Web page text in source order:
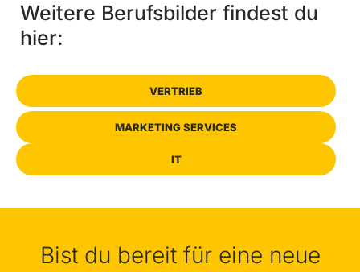
Weitere Berufsbilder findest du
hier:
VERTRIEB
MARKETING SERVICES
IT
Bist du bereit für eine neue